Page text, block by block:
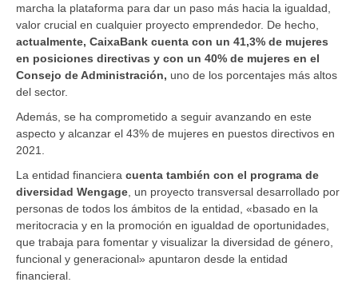
marcha la plataforma para dar un paso más hacia la igualdad,
valor crucial en cualquier proyecto emprendedor. De hecho,
actualmente, CaixaBank cuenta con un 41,3% de mujeres
en posiciones directivas y con un 40% de mujeres en el
Consejo de Administración, uno de los porcentajes más altos
del sector.
Además, se ha comprometido a seguir avanzando en este
aspecto y alcanzar el 43% de mujeres en puestos directivos en
2021.
La entidad financiera cuenta también con el programa de
diversidad Wengage , un proyecto transversal desarrollado por
personas de todos los ámbitos de la entidad, «basado en la
meritocracia y en la promoción en igualdad de oportunidades,
que trabaja para fomentar y visualizar la diversidad de género,
funcional y generacional» apuntaron desde la entidad
financieral.